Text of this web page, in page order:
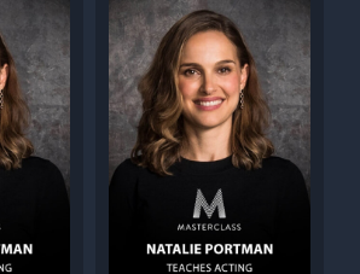
ها را آموزش می دهد.
ها را